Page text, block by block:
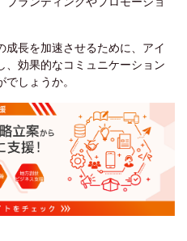
成長を加速させるために、アイ
、効果的なコミュニケーション
しょうか。